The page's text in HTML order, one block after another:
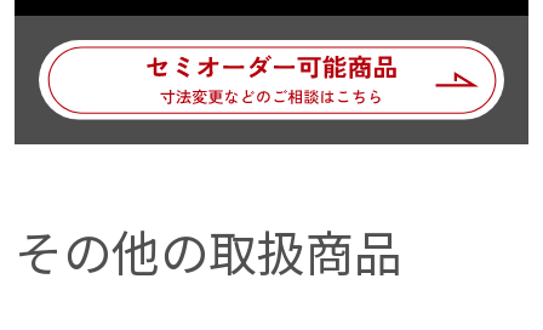
その他の取扱商品